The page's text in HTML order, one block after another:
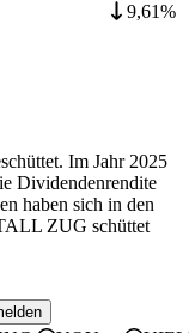
9,61%
Im Jahr 2025
Dividendenrendite
haben sich in den
ZUG schüttet